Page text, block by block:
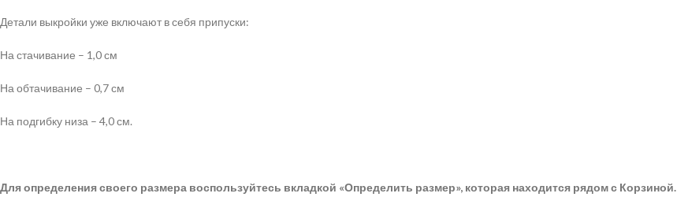
Детали выкройки уже включают в себя припуски:
На стачивание – 1,0 см
На обтачивание – 0,7 см
На подгибку низа – 4,0 см.
Для определения своего размера воспользуйтесь вкладкой «Определить размер», которая находится рядом с Корзиной.